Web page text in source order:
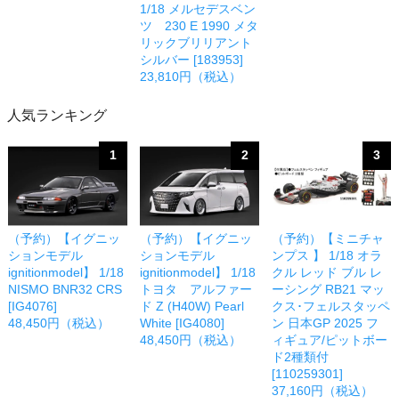
1/18 メルセデスベン
ツ 230 E 1990 メタ
リックブリリアント
シルバー [183953]
23,810円（税込）
人気ランキング
1
（予約）【イグニッ
ションモデル
ignitionmodel】 1/18
NISMO BNR32 CRS
[IG4076]
48,450円（税込）
2
（予約）【イグニッ
ションモデル
ignitionmodel】 1/18
トヨタ アルファー
ド Z (H40W) Pearl
White [IG4080]
48,450円（税込）
3
（予約）【ミニチャ
ンプス 】 1/18 オラ
クル レッド ブル レ
ーシング RB21 マッ
クス･フェルスタッペ
ン 日本GP 2025 フ
ィギュア/ピットボー
ド2種類付
[110259301]
37,160円（税込）